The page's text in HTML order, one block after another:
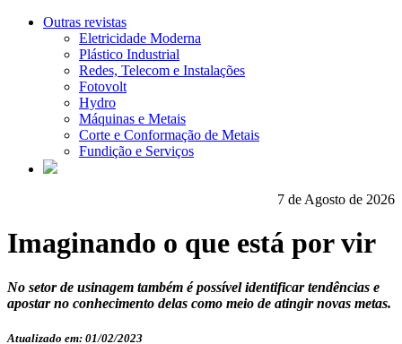
Outras revistas
Eletricidade Moderna
Plástico Industrial
Redes, Telecom e Instalações
Fotovolt
Hydro
Máquinas e Metais
Corte e Conformação de Metais
Fundição e Serviços
7 de Agosto de 2026
Imaginando o que está por vir
No setor de usinagem também é possível identificar tendências e
apostar no conhecimento delas como meio de atingir novas metas.
Atualizado em: 01/02/2023